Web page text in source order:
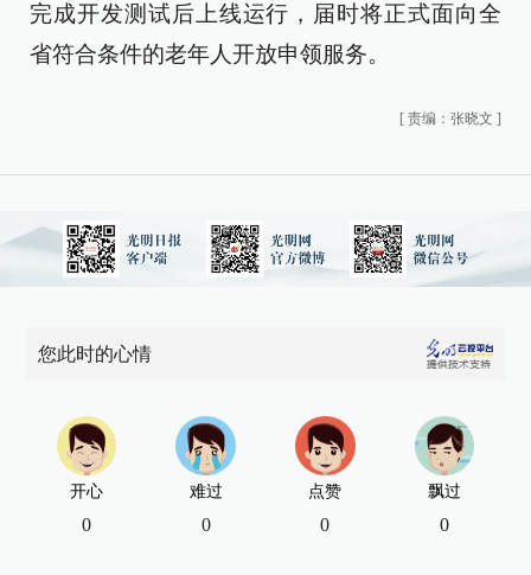
完成开发测试后上线运行，届时将正式面向全
省符合条件的老年人开放申领服务。
[ 责编：张晓文 ]
您此时的心情
开心
0
难过
0
点赞
0
飘过
0